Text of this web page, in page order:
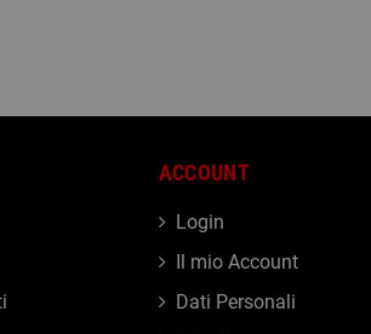
ACCOUNT
Login
Il mio Account
Dati Personali